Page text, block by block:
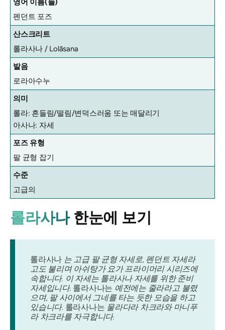
영어 이름(들)
펜던트 포즈
산스크리트
롤라사나 / Lolāsana
발음
로라아수누
의미
롤라: 흔들림/떨림/변덕스러움 또는 매달리기
아사나: 자세
포즈 유형
팔 균형 잡기
수준
고급의
롤라사나 한눈에 보기
롤라사나 는 고급 팔 균형 자세로, 펜던트 자세라
고도 불리며 아쉬탕가 요가 프라이머리 시리즈에
속합니다. 이 자세는 톨라사나 자세를 위한 준비
자세입니다. 롤라사나는 예전에는 줄라라고 불렸
으며, 팔 사이에서 그네를 타는 듯한 모습을 하고
있습니다. 롤라사나는 물라다라 차크라와 마니푸
라 차크라를 자극합니다.